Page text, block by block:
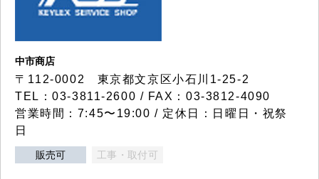
中市商店
〒112-0002 東京都文京区小石川1-25-2
TEL：03-3811-2600 / FAX：03-3812-4090
営業時間：7:45〜19:00 / 定休日：日曜日・祝祭
日
販売可 工事・取付可